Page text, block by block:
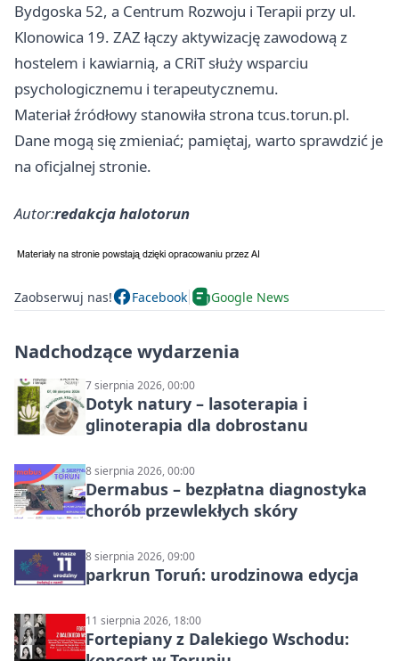
Bydgoska 52, a Centrum Rozwoju i Terapii przy ul.
Klonowica 19. ZAZ łączy aktywizację zawodową z
hostelem i kawiarnią, a CRiT służy wsparciu
psychologicznemu i terapeutycznemu.
Materiał źródłowy stanowiła strona tcus.torun.pl.
Dane mogą się zmieniać; pamiętaj, warto sprawdzić je
na oficjalnej stronie.
Autor:redakcja halotorun
Zaobserwuj nas! Facebook Google News
Nadchodzące wydarzenia
7 sierpnia 2026, 00:00
Dotyk natury – lasoterapia i
glinoterapia dla dobrostanu
8 sierpnia 2026, 00:00
Dermabus – bezpłatna diagnostyka
chorób przewlekłych skóry
8 sierpnia 2026, 09:00
parkrun Toruń: urodzinowa edycja
11 sierpnia 2026, 18:00
Fortepiany z Dalekiego Wschodu: